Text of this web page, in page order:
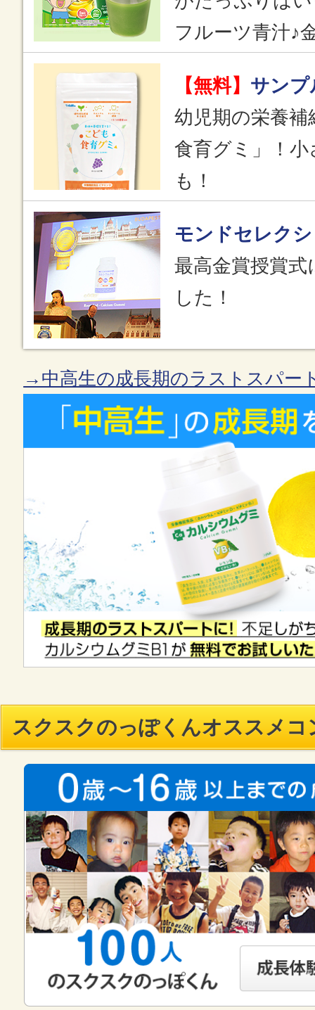
フルーツ青汁♪
【無料】 サンプ
幼児期の栄養
食育グミ」！
も！
モンドセレク
最高金賞授賞
した！
→中高生の成長期のラストスパー
スクスクのっぽくんオススメコ